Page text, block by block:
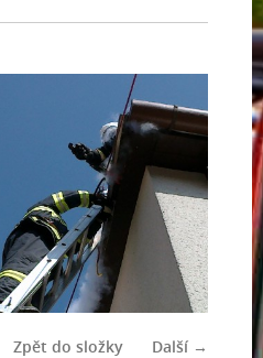
Další →
Zpět do složky